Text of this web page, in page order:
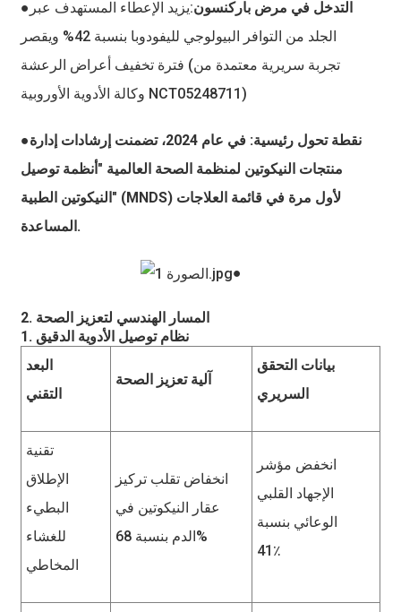
●التدخل في مرض باركنسون:يزيد الإعطاء المستهدف عبر
الجلد من التوافر البيولوجي لليفودوبا بنسبة 42% ويقصر
فترة تخفيف أعراض الرعشة (تجربة سريرية معتمدة من
وكالة الأدوية الأوروبية NCT05248711)
●نقطة تحول رئيسية: في عام 2024، تضمنت إرشادات إدارة
منتجات النيكوتين لمنظمة الصحة العالمية "أنظمة توصيل
النيكوتين الطبية" (MNDS) لأول مرة في قائمة العلاجات
المساعدة.
●
2. المسار الهندسي لتعزيز الصحة
1. نظام توصيل الأدوية الدقيق
البعد
التقني
آلية تعزيز الصحة
بيانات التحقق
السريري
تقنية
الإطلاق
البطيء
للغشاء
المخاطي
انخفاض تقلب تركيز
عقار النيكوتين في
الدم بنسبة 68%
انخفض مؤشر
الإجهاد القلبي
الوعائي بنسبة
41٪